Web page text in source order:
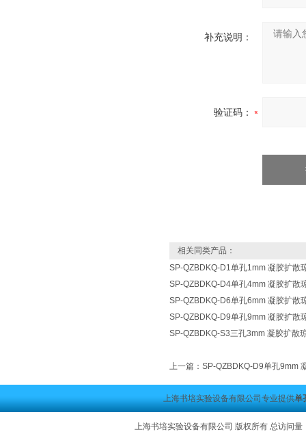
补充说明：
验证码：
相关同类产品：
SP-QZBDKQ-D1单孔1mm 凝胶扩散
SP-QZBDKQ-D4单孔4mm 凝胶扩散
SP-QZBDKQ-D6单孔6mm 凝胶扩散
SP-QZBDKQ-D9单孔9mm 凝胶扩散
SP-QZBDKQ-S3三孔3mm 凝胶扩散
上一篇： SP-QZBDKQ-D9单孔9mm
上海书培实验设备有限公司专业提供单
上海书培实验设备有限公司 版权所有 总访问量